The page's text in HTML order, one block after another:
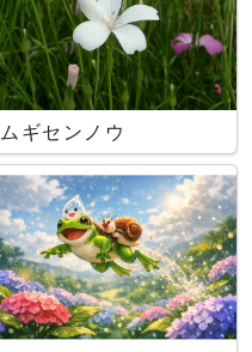
ムギセンノウ